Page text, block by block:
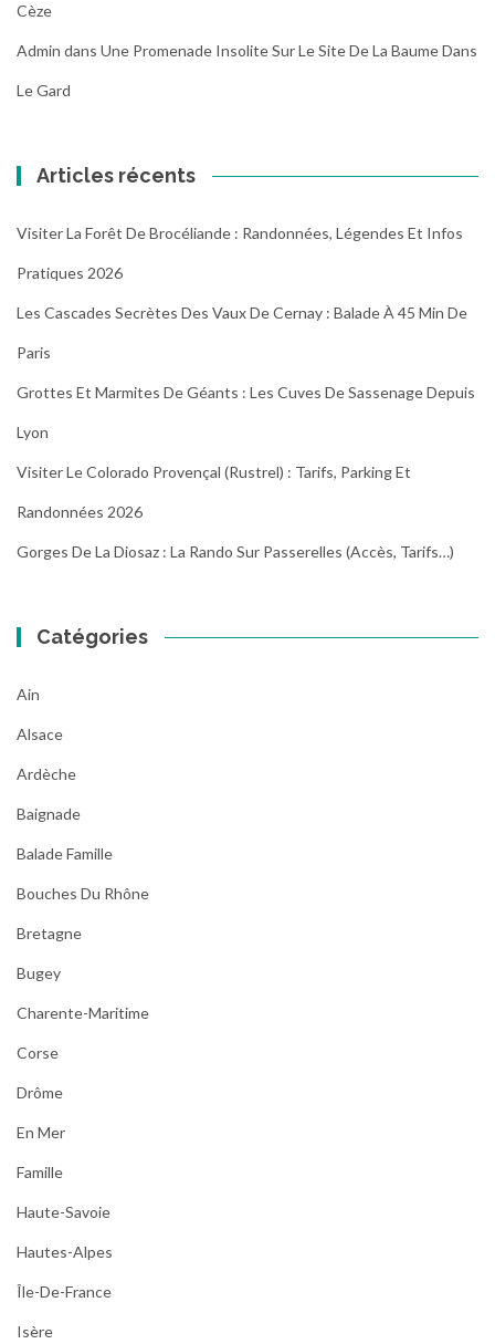
Cèze
Admin dans Une Promenade Insolite Sur Le Site De La Baume Dans
Le Gard
Articles récents
Visiter La Forêt De Brocéliande : Randonnées, Légendes Et Infos
Pratiques 2026
Les Cascades Secrètes Des Vaux De Cernay : Balade À 45 Min De
Paris
Grottes Et Marmites De Géants : Les Cuves De Sassenage Depuis
Lyon
Visiter Le Colorado Provençal (Rustrel) : Tarifs, Parking Et
Randonnées 2026
Gorges De La Diosaz : La Rando Sur Passerelles (Accès, Tarifs…)
Catégories
Ain
Alsace
Ardèche
Baignade
Balade Famille
Bouches Du Rhône
Bretagne
Bugey
Charente-Maritime
Corse
Drôme
En Mer
Famille
Haute-Savoie
Hautes-Alpes
Île-De-France
Isère